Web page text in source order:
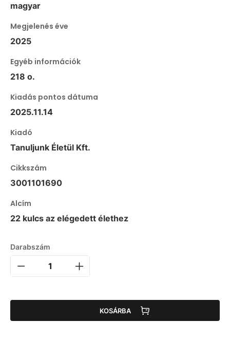
magyar
Megjelenés éve
2025
Egyéb információk
218 o.
Kiadás pontos dátuma
2025.11.14
Kiadó
Tanuljunk Életül Kft.
Cikkszám
3001101690
Alcím
22 kulcs az elégedett élethez
Darabszám
KOSÁRBA